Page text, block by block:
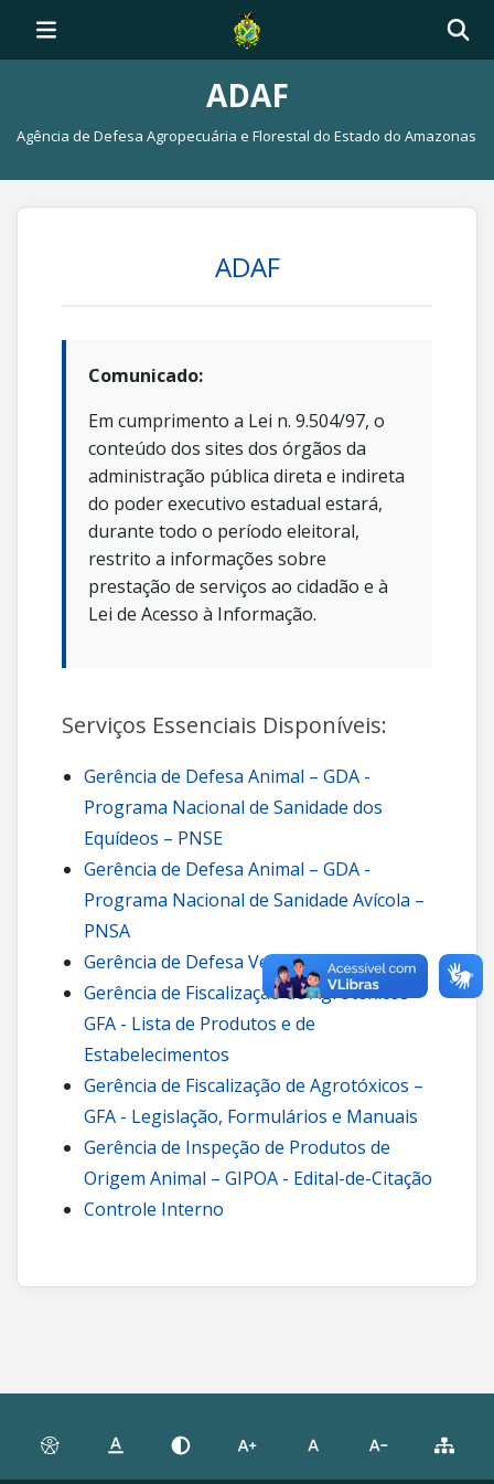
ADAF
Agência de Defesa Agropecuária e Florestal do Estado do Amazonas
ADAF
Comunicado:
Em cumprimento a Lei n. 9.504/97, o
conteúdo dos sites dos órgãos da
administração pública direta e indireta
do poder executivo estadual estará,
durante todo o período eleitoral,
restrito a informações sobre
prestação de serviços ao cidadão e à
Lei de Acesso à Informação.
Serviços Essenciais Disponíveis:
Gerência de Defesa Animal – GDA -
Programa Nacional de Sanidade dos
Equídeos – PNSE
Gerência de Defesa Animal – GDA -
Programa Nacional de Sanidade Avícola –
PNSA
Gerência de Defesa Vegetal – GDV
Gerência de Fiscalização de Agrotóxicos –
GFA - Lista de Produtos e de
Estabelecimentos
Gerência de Fiscalização de Agrotóxicos –
GFA - Legislação, Formulários e Manuais
Gerência de Inspeção de Produtos de
Origem Animal – GIPOA - Edital-de-Citação
Controle Interno